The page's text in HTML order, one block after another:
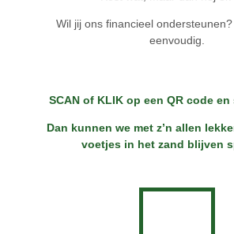
Wil jij ons financieel
eenvoudig.
SCAN of KLIK op een QR code
Dan kunnen we met z’n allen
voetjes in het zand blijven